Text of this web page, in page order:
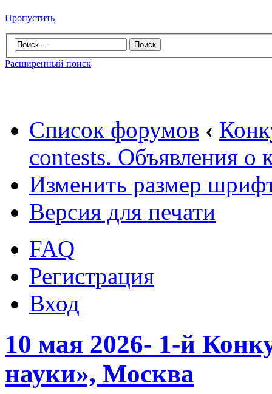
Пропустить
Расширенный поиск
Список форумов ‹
contests. Объявления о
Изменить размер
Версия для печати
FAQ
Регистрация
Вход
10 мая 2026- 1-й
науки», Москва